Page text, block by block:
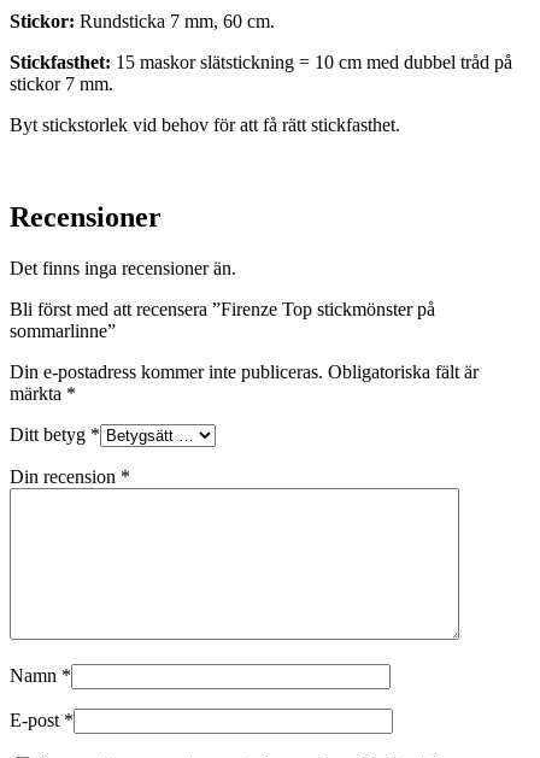
Stickor: Rundsticka 7 mm, 60 cm.
Stickfasthet: 15 maskor slätstickning = 10 cm med dubbel tråd på
stickor 7 mm.
Byt stickstorlek vid behov för att få rätt stickfasthet.
Recensioner
Det finns inga recensioner än.
Bli först med att recensera ”Firenze Top stickmönster på
sommarlinne”
Din e-postadress kommer inte publiceras. Obligatoriska fält är
märkta *
Ditt betyg *
Din recension *
Namn *
E-post *